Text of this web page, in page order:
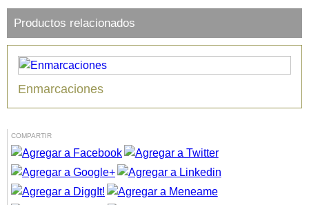
Productos relacionados
Enmarcaciones
COMPARTIR